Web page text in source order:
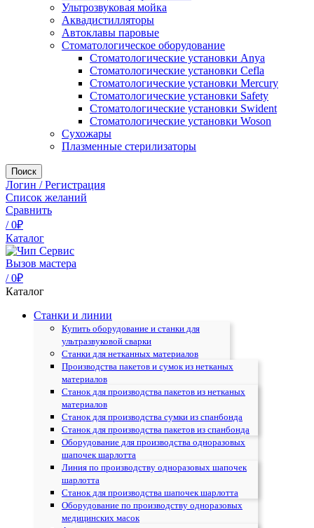
Ультрозвуковая мойка
Аквадистилляторы
Автоклавы паровые
Стоматологическое оборудование
Стоматологические установки Anya
Стоматологические установки Cefla
Стоматологические установки Mercury
Стоматологические установки Safety
Стоматологические установки Swident
Стоматологические установки Woson
Сухожары
Плазменные стерилизаторы
Поиск
Логин / Регистрация
Список желаний
Сравнить
/ 0₽
Каталог
Вызов мастера
/ 0₽
Каталог
Станки и линии
Купить оборудование и станки для
ультразвуковой сварки
Станки для нетканных материалов
Производства пакетов и сумок из нетканых
материалов
Станок для производства пакетов из нетканых
материалов
Станок для производства сумки из спанбонда
Станок для производства пакетов из спанбонда
Оборудование для производства одноразовых
шапочек шарлотта
Линия по производству одноразовых шапочек
шарлотта
Станок для производства шапочек шарлотта
Оборудование по производству одноразовых
медицинских масок